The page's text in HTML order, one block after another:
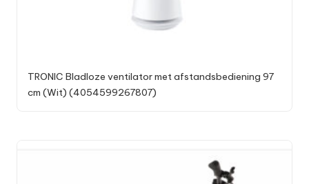
TRONIC Bladloze ventilator met afstandsbediening 97
cm (Wit) (4054599267807)